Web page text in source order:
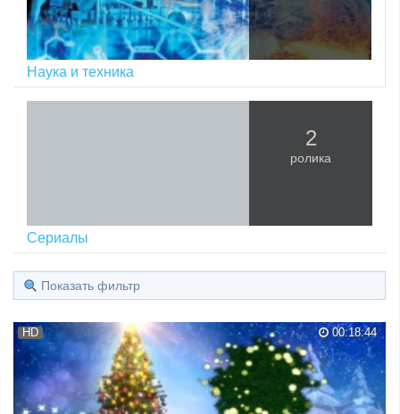
Наука и техника
2
ролика
Сериалы
Показать фильтр
00:18:44
HD